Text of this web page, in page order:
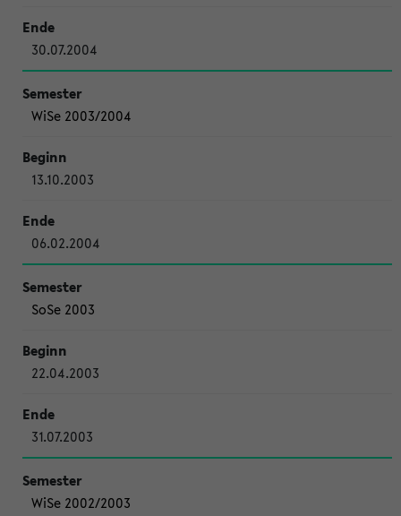
30.07.2004
WiSe 2003/2004
13.10.2003
06.02.2004
SoSe 2003
22.04.2003
31.07.2003
WiSe 2002/2003